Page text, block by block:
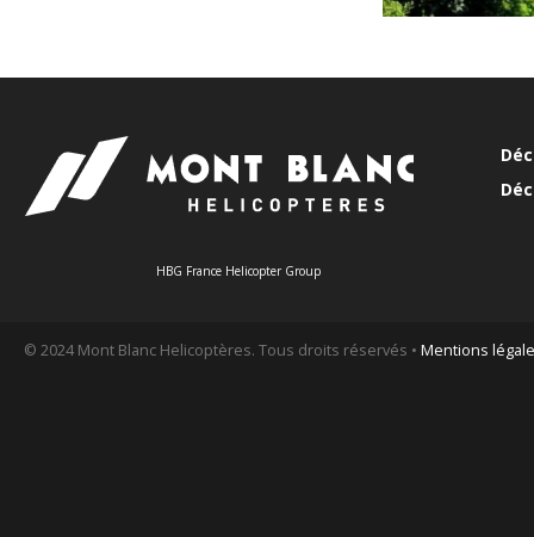
HBG France Helicopter Group
© 2024 Mont Blanc Helicoptères. Tous droits réservés • Mentions